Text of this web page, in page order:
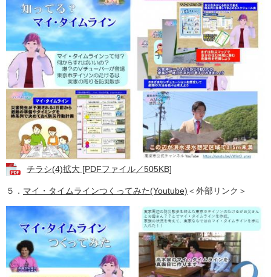
チラシ(4)拡大 [PDFファイル／505KB]
５． マイ・タイムラインつくってみた(Youtube) ＜外部リンク＞